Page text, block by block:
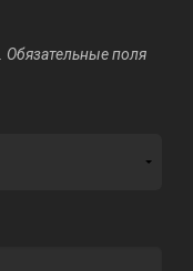
Обязательные поля